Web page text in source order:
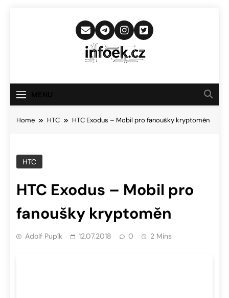
Infoek.cz
Novinkám
Home HTC HTC Exodus – Mobil pro fanoušky kryptoměn
HTC
HTC Exodus – Mobil pro
fanoušky kryptoměn
Adolf Pupík 12.07.2018 0 2 Mins